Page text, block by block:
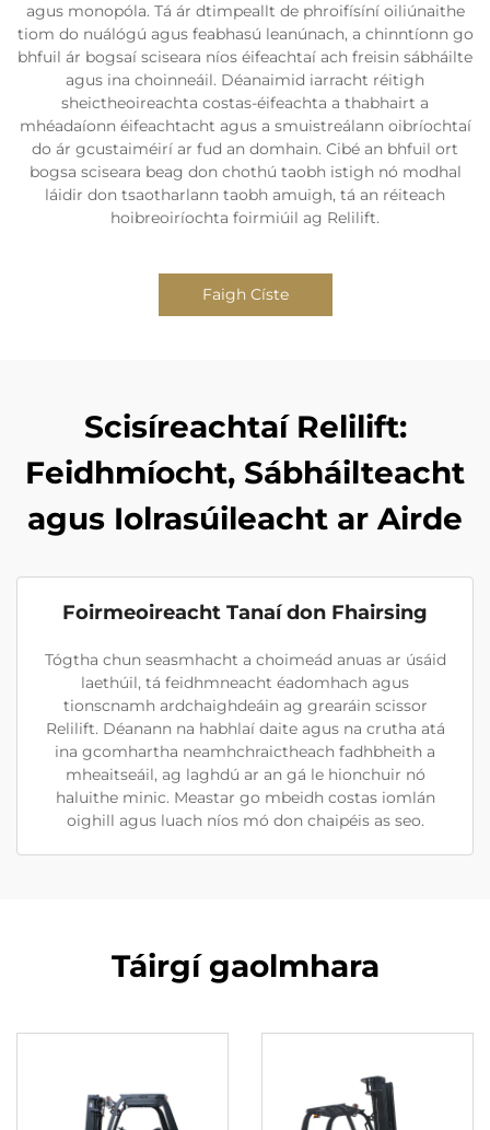
agus monopóla. Tá ár dtimpeallt de phroifísíní oiliúnaithe
tiom do nuálógú agus feabhasú leanúnach, a chinntíonn go
bhfuil ár bogsaí sciseara níos éifeachtaí ach freisin sábháilte
agus ina choinneáil. Déanaimid iarracht réitigh
sheictheoireachta costas-éifeachta a thabhairt a
mhéadaíonn éifeachtacht agus a smuistreálann oibríochtaí
do ár gcustaiméirí ar fud an domhain. Cibé an bhfuil ort
bogsa sciseara beag don chothú taobh istigh nó modhal
láidir don tsaotharlann taobh amuigh, tá an réiteach
hoibreoiríochta foirmiúil ag Relilift.
Faigh Císte
Scisíreachtaí Relilift:
Feidhmíocht, Sábháilteacht
agus Iolrasúileacht ar Airde
Foirmeoireacht Tanaí don Fhairsing
Tógtha chun seasmhacht a choimeád anuas ar úsáid
laethúil, tá feidhmneacht éadomhach agus
tionscnamh ardchaighdeáin ag grearáin scissor
Relilift. Déanann na habhlaí daite agus na crutha atá
ina gcomhartha neamhchraictheach fadhbheith a
mheaitseáil, ag laghdú ar an gá le hionchuir nó
haluithe minic. Meastar go mbeidh costas iomlán
oighill agus luach níos mó don chaipéis as seo.
Táirgí gaolmhara